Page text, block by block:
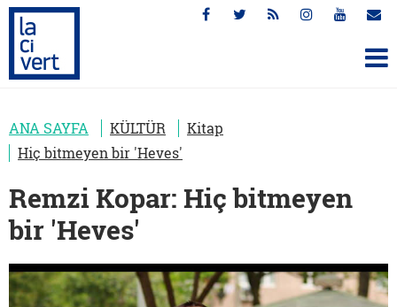
ANA SAYFA KÜLTÜR
Kitap
Hiç bitmeyen bir 'Heves'
Remzi Kopar: Hiç bitmeyen
bir 'Heves'